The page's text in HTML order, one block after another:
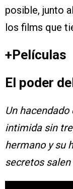
posible, junto
los films que
+Películas
El poder
Un
intimida sin
hermano y su
secretos salen